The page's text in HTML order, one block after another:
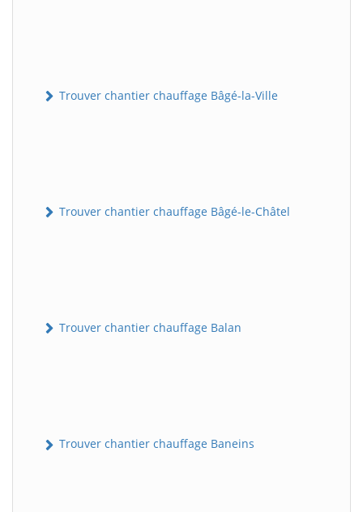
Trouver chantier chauffage Bâgé-la-Ville
Trouver chantier chauffage Bâgé-le-Châtel
Trouver chantier chauffage Balan
Trouver chantier chauffage Baneins